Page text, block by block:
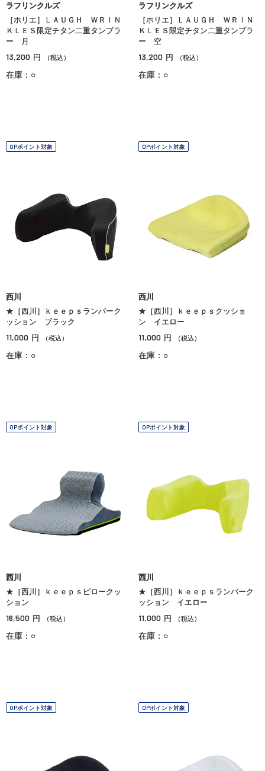
ラフリンクルズ
［ホリエ］ＬＡＵＧＨ ＷＲＩＮ
ＫＬＥＳ限定チタン二重タンブラ
ー 月
13,200 円 （税込）
在庫：○
ラフリンクルズ
［ホリエ］ＬＡＵＧＨ ＷＲＩＮ
ＫＬＥＳ限定チタン二重タンブラ
ー 空
13,200 円 （税込）
在庫：○
OPポイント対象
西川
★［西川］ｋｅｅｐｓランバーク
ッション ブラック
11,000 円 （税込）
在庫：○
OPポイント対象
西川
★［西川］ｋｅｅｐｓクッショ
ン イエロー
11,000 円 （税込）
在庫：○
OPポイント対象
西川
★［西川］ｋｅｅｐｓピロークッ
ション
16,500 円 （税込）
在庫：○
OPポイント対象
西川
★［西川］ｋｅｅｐｓランバーク
ッション イエロー
11,000 円 （税込）
在庫：○
OPポイント対象 OPポイント対象